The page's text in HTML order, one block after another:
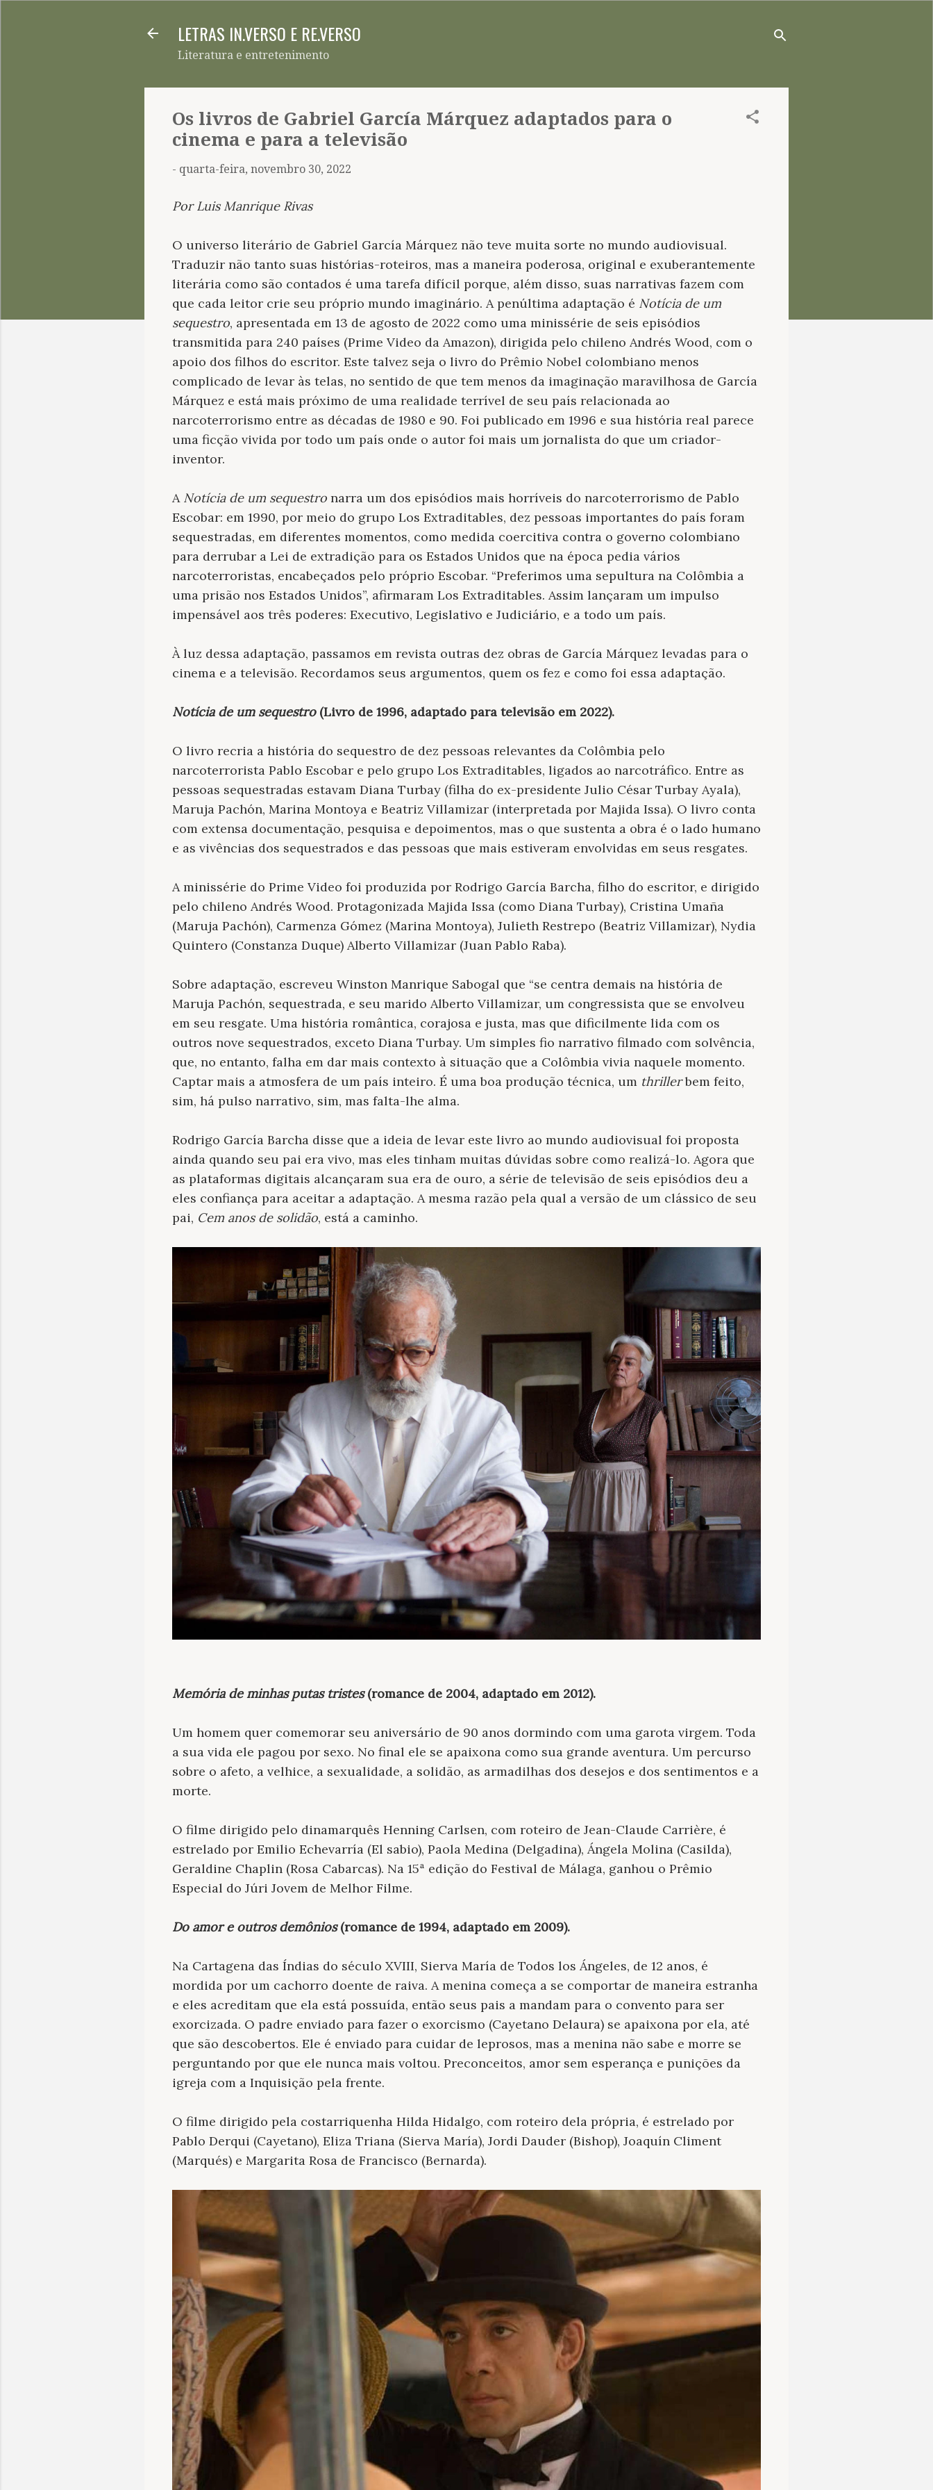
LETRAS IN.VERSO E RE.VERSO
Literatura e entretenimento
Os livros de Gabriel García Márquez adaptados para o
cinema e para a televisão
- quarta-feira, novembro 30, 2022
Por Luis Manrique Rivas
O universo literário de Gabriel García Márquez não teve muita sorte no mundo audiovisual.
Traduzir não tanto suas histórias-roteiros, mas a maneira poderosa, original e exuberantemente
literária como são contados é uma tarefa difícil porque, além disso, suas narrativas fazem com
que cada leitor crie seu próprio mundo imaginário. A penúltima adaptação é Notícia de um
sequestro, apresentada em 13 de agosto de 2022 como uma minissérie de seis episódios
transmitida para 240 países (Prime Video da Amazon), dirigida pelo chileno Andrés Wood, com o
apoio dos filhos do escritor. Este talvez seja o livro do Prêmio Nobel colombiano menos
complicado de levar às telas, no sentido de que tem menos da imaginação maravilhosa de García
Márquez e está mais próximo de uma realidade terrível de seu país relacionada ao
narcoterrorismo entre as décadas de 1980 e 90. Foi publicado em 1996 e sua história real parece
uma ficção vivida por todo um país onde o autor foi mais um jornalista do que um criador-
inventor.
A Notícia de um sequestro narra um dos episódios mais horríveis do narcoterrorismo de Pablo
Escobar: em 1990, por meio do grupo Los Extraditables, dez pessoas importantes do país foram
sequestradas, em diferentes momentos, como medida coercitiva contra o governo colombiano
para derrubar a Lei de extradição para os Estados Unidos que na época pedia vários
narcoterroristas, encabeçados pelo próprio Escobar. “Preferimos uma sepultura na Colômbia a
uma prisão nos Estados Unidos”, afirmaram Los Extraditables. Assim lançaram um impulso
impensável aos três poderes: Executivo, Legislativo e Judiciário, e a todo um país.
À luz dessa adaptação, passamos em revista outras dez obras de García Márquez levadas para o
cinema e a televisão. Recordamos seus argumentos, quem os fez e como foi essa adaptação.
Notícia de um sequestro(Livro de 1996, adaptado para televisão em 2022).
O livro recria a história do sequestro de dez pessoas relevantes da Colômbia pelo
narcoterrorista Pablo Escobar e pelo grupo Los Extraditables, ligados ao narcotráfico. Entre as
pessoas sequestradas estavam Diana Turbay (filha do ex-presidente Julio César Turbay Ayala),
Maruja Pachón, Marina Montoya e Beatriz Villamizar (interpretada por Majida Issa). O livro conta
com extensa documentação, pesquisa e depoimentos, mas o que sustenta a obra é o lado humano
e as vivências dos sequestrados e das pessoas que mais estiveram envolvidas em seus resgates.
A minissérie do Prime Video foi produzida por Rodrigo García Barcha, filho do escritor, e dirigido
pelo chileno Andrés Wood. Protagonizada Majida Issa (como Diana Turbay), Cristina Umaña
(Maruja Pachón), Carmenza Gómez (Marina Montoya), Julieth Restrepo (Beatriz Villamizar), Nydia
Quintero (Constanza Duque) Alberto Villamizar (Juan Pablo Raba).
Sobre adaptação, escreveu Winston Manrique Sabogal que “se centra demais na história de
Maruja Pachón, sequestrada, e seu marido Alberto Villamizar, um congressista que se envolveu
em seu resgate. Uma história romântica, corajosa e justa, mas que dificilmente lida com os
outros nove sequestrados, exceto Diana Turbay. Um simples fio narrativo filmado com solvência,
que, no entanto, falha em dar mais contexto à situação que a Colômbia vivia naquele momento.
Captar mais a atmosfera de um país inteiro. É uma boa produção técnica, um thrillerbem feito,
sim, há pulso narrativo, sim, mas falta-lhe alma.
Rodrigo García Barcha disse que a ideia de levar este livro ao mundo audiovisual foi proposta
ainda quando seu pai era vivo, mas eles tinham muitas dúvidas sobre como realizá-lo. Agora que
as plataformas digitais alcançaram sua era de ouro, a série de televisão de seis episódios deu a
eles confiança para aceitar a adaptação. A mesma razão pela qual a versão de um clássico de seu
pai, Cem anos de solidão, está a caminho.
Memória de minhas putas tristes(romance de 2004, adaptado em 2012).
Um homem quer comemorar seu aniversário de 90 anos dormindo com uma garota virgem. Toda
a sua vida ele pagou por sexo. No final ele se apaixona como sua grande aventura. Um percurso
sobre o afeto, a velhice, a sexualidade, a solidão, as armadilhas dos desejos e dos sentimentos e a
morte.
O filme dirigido pelo dinamarquês Henning Carlsen, com roteiro de Jean-Claude Carrière, é
estrelado por Emilio Echevarría (El sabio), Paola Medina (Delgadina), Ángela Molina (Casilda),
Geraldine Chaplin (Rosa Cabarcas). Na 15ª edição do Festival de Málaga, ganhou o Prêmio
Especial do Júri Jovem de Melhor Filme.
Do amor e outros demônios(romance de 1994, adaptado em 2009).
Na Cartagena das Índias do século XVIII, Sierva María de Todos los Ángeles, de 12 anos, é
mordida por um cachorro doente de raiva. A menina começa a se comportar de maneira estranha
e eles acreditam que ela está possuída, então seus pais a mandam para o convento para ser
exorcizada. O padre enviado para fazer o exorcismo (Cayetano Delaura) se apaixona por ela, até
que são descobertos. Ele é enviado para cuidar de leprosos, mas a menina não sabe e morre se
perguntando por que ele nunca mais voltou. Preconceitos, amor sem esperança e punições da
igreja com a Inquisição pela frente.
O filme dirigido pela costarriquenha Hilda Hidalgo, com roteiro dela própria, é estrelado por
Pablo Derqui (Cayetano), Eliza Triana (Sierva María), Jordi Dauder (Bishop), Joaquín Climent
(Marqués) e Margarita Rosa de Francisco (Bernarda).